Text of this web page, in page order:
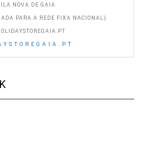
NOVA DE GAIA
PARA A REDE FIXA NACIONAL)